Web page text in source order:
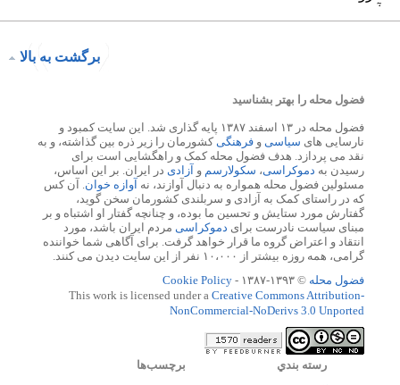
برگشت به بالا
فضول محله را بهتر بشناسید
فضول محله در ۱۳ اسفند ۱۳۸۷ پایه گذاری شد. این سایت کمبود و
نارسایی های سیاسی و فرهنگیکشورمان را زیر ذره بین گذاشته، و به
نقد می پردازد. هدف فضول محله کمک و راهگشایی است برای
رسیدن به دموکراسی، سکولارسم و آزادی در ایران. بر این اساس،
مسئولین فضول محله همواره به دنبال آوازند، نه آوازه خوان. آن کس
که در راستای کمک به آزادی و سربلندی کشورمان سخن گوید،
گفتارش مورد ستایش و تحسین ما بوده، و چنانچه گفتار او اشتباه و بر
مبنای سیاست نادرست برای دموکراسی مردم ایران باشد، مورد
انتقاد و اعتراض گروه ما قرار خواهد گرفت. برای آگاهی شما خواننده
گرامی، همه روزه بیشتر از ۱۰،۰۰۰ نفر از این سایت دیدن می کنند.
فضول محله © ۱۳۹۳-۱۳۸۷ -
Cookie Policy
This work is licensed under a Creative Commons Attribution-
NonCommercial-NoDerivs 3.0 Unported
رسته بندي برچسب‌ها